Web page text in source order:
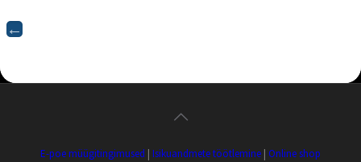
E-poe müügitingimused Isikuandmete töötlemine Online shop